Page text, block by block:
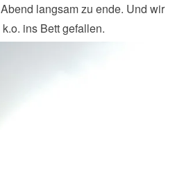
langsam zu ende. Und wir
ins Bett gefallen.